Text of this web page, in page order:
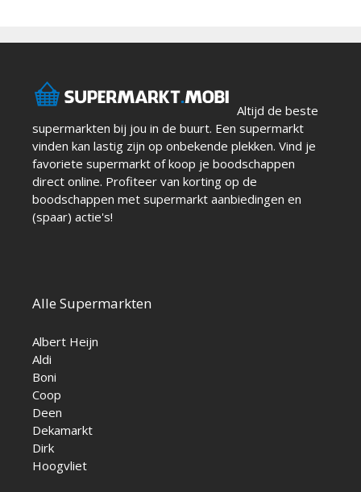
Altijd de beste
supermarkten bij jou in de buurt. Een supermarkt
vinden kan lastig zijn op onbekende plekken. Vind je
favoriete supermarkt of koop je boodschappen
direct online. Profiteer van korting op de
boodschappen met supermarkt aanbiedingen en
(spaar) actie's!
Alle Supermarkten
Albert Heijn
Aldi
Boni
Coop
Deen
Dekamarkt
Dirk
Hoogvliet